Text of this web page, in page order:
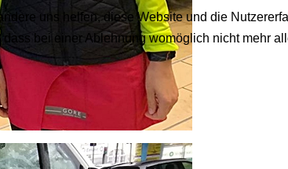
uns helfen, diese Website und die
bei einer Ablehnung womöglich nicht mehr